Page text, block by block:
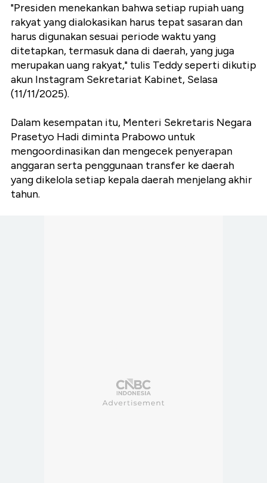
"Presiden menekankan bahwa setiap rupiah uang
rakyat yang dialokasikan harus tepat sasaran dan
harus digunakan sesuai periode waktu yang
ditetapkan, termasuk dana di daerah, yang juga
merupakan uang rakyat," tulis Teddy seperti dikutip
akun Instagram Sekretariat Kabinet, Selasa
(11/11/2025).
Dalam kesempatan itu, Menteri Sekretaris Negara
Prasetyo Hadi diminta Prabowo untuk
mengoordinasikan dan mengecek penyerapan
anggaran serta penggunaan transfer ke daerah
yang dikelola setiap kepala daerah menjelang akhir
tahun.